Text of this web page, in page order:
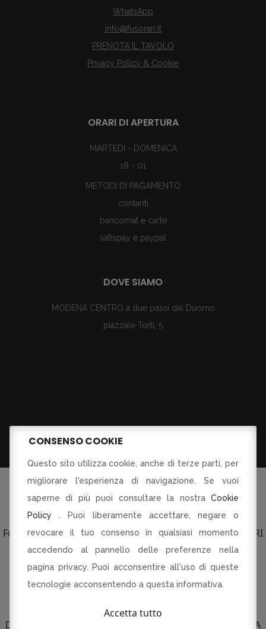
WhatsApp
info@fusorari.it
PRENOTA IL TAVOLO
Privacy Policy & Cookie
ORARI DI APERTURA
MARTEDÌ - DOMENICA
18 - 01
METODI DI PAGAMENTO
contanti
bancomat e carte
satispay e paypal
DOVE SIAMO
MODENA CENTRO a due passi dal Duomo
piazzale Torti, 5
©Tutti i diritti riservati
Fusorari di Dania Botti e C SAS p.le Torti 5 Modena PI CF RI
03134230360
R-INNOVARE PER RI-PARTIRE
Progetto cofinanziato dal Fondo europeo di sviluppo
Bando QUALIFICAZIONE E VALORIZZAZIONE
DELLE IMPRESE DEL COMMERCIO AL DETTAGLIO E DELLA
CONSENSO COOKIE
Questo sito utilizza cookie, anche di terze parti, per
migliorare l'esperienza di navigazione. Se vuoi
saperne di più puoi consultare la nostra Cookie
Policy . Puoi liberamente accettare, negare o
revocare il tuo consenso in qualsiasi momento
accedendo al pannello delle preferenze nella
pagina privacy. Puoi acconsentire all'uso di queste
tecnologie acconsentendo a questa informativa.
Accetta tutto